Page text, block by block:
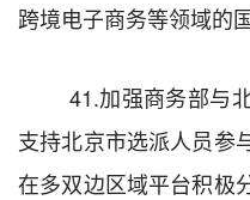
跨境电子商务等领域的
41.加强商务部与
支持北京市选派人员参
在多双边区域平台积极